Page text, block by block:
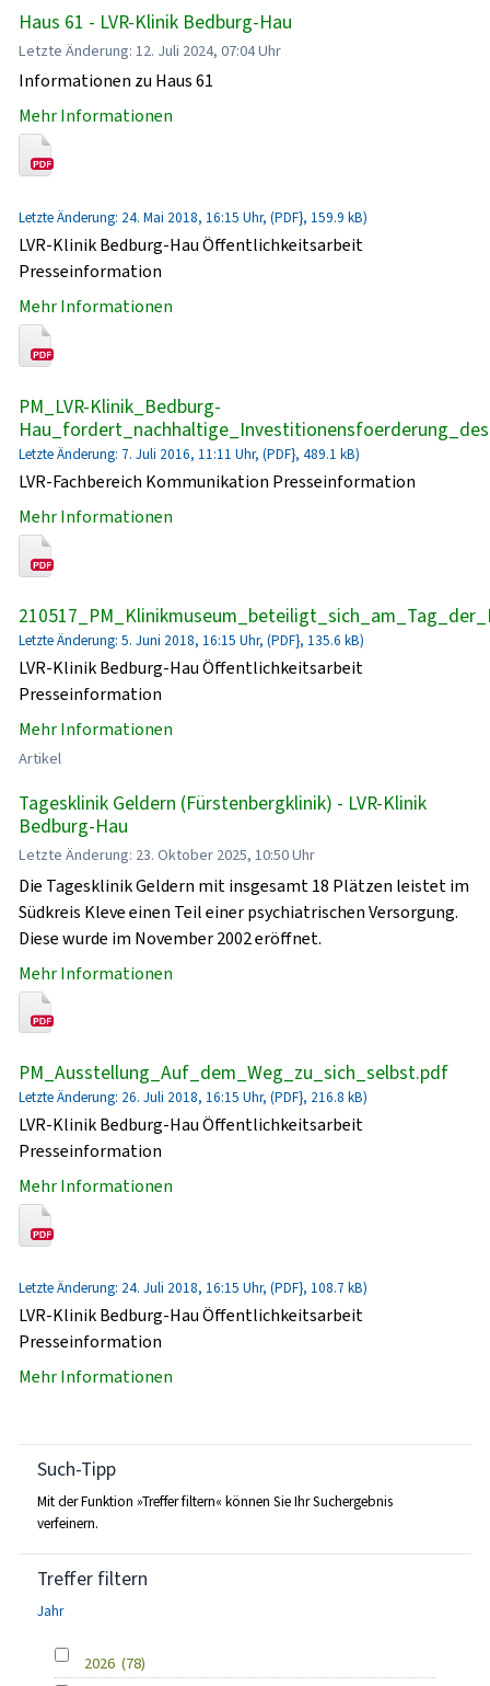
Haus 61 - LVR-Klinik Bedburg-Hau
Letzte Änderung: 12. Juli 2024, 07:04 Uhr
Informationen zu Haus 61
Mehr Informationen
Letzte Änderung: 24. Mai 2018, 16:15 Uhr, (PDF}, 159.9 kB)
LVR-Klinik Bedburg-Hau Öffentlichkeitsarbeit
Presseinformation
Mehr Informationen
PM_LVR-Klinik_Bedburg-
Letzte Änderung: 7. Juli 2016, 11:11 Uhr, (PDF}, 489.1 kB)
LVR-Fachbereich Kommunikation Presseinformation
Mehr Informationen
Letzte Änderung: 5. Juni 2018, 16:15 Uhr, (PDF}, 135.6 kB)
LVR-Klinik Bedburg-Hau Öffentlichkeitsarbeit
Presseinformation
Mehr Informationen
Artikel
Tagesklinik Geldern (Fürstenbergklinik) - LVR-Klinik
Bedburg-Hau
Letzte Änderung: 23. Oktober 2025, 10:50 Uhr
Die Tagesklinik Geldern mit insgesamt 18 Plätzen leistet im
Südkreis Kleve einen Teil einer psychiatrischen Versorgung.
Diese wurde im November 2002 eröffnet.
Mehr Informationen
PM_Ausstellung_Auf_dem_Weg_zu_sich_selbst.pdf
Letzte Änderung: 26. Juli 2018, 16:15 Uhr, (PDF}, 216.8 kB)
LVR-Klinik Bedburg-Hau Öffentlichkeitsarbeit
Presseinformation
Mehr Informationen
Letzte Änderung: 24. Juli 2018, 16:15 Uhr, (PDF}, 108.7 kB)
LVR-Klinik Bedburg-Hau Öffentlichkeitsarbeit
Presseinformation
Mehr Informationen
Such-Tipp
Mit der Funktion »Treffer filtern« können Sie Ihr Suchergebnis
verfeinern.
Treffer filtern
Jahr
2026 (78)